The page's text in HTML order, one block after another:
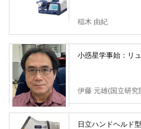
稲木 由紀
小惑星学事始：リ
伊藤 元雄(国立研
発機構)
日立ハンドヘルド